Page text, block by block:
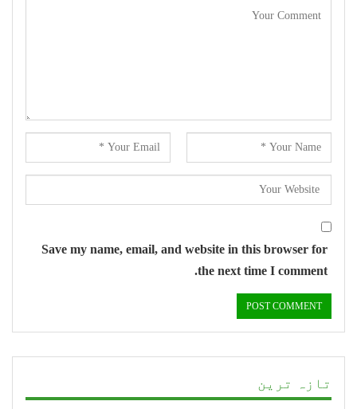
Save my name, email, and website in this browser for
the next time I comment.
تازہ ترین